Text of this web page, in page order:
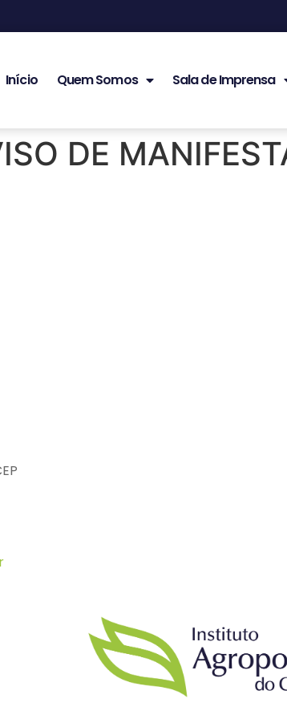
Início Quem Somos Sala de Imprensa
DE